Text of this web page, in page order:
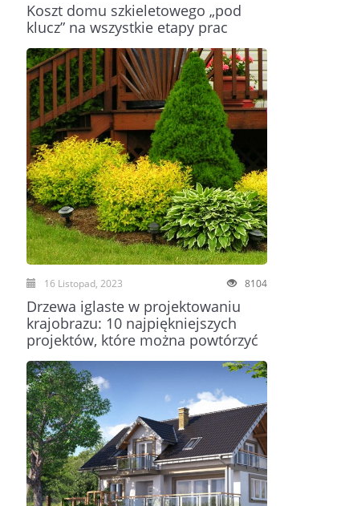
Koszt domu szkieletowego „pod
klucz” na wszystkie etapy prac
8104
16 Listopad, 2023
Drzewa iglaste w projektowaniu
krajobrazu: 10 najpiękniejszych
projektów, które można powtórzyć